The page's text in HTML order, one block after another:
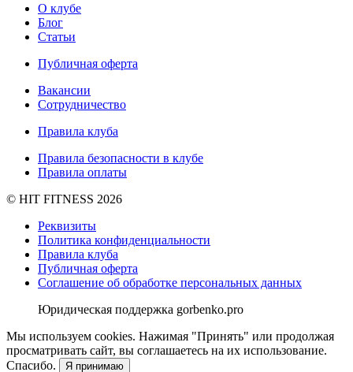
О клубе
Блог
Статьи
Публичная оферта
Вакансии
Сотрудничество
Правила клуба
Правила безопасности в клубе
Правила оплаты
© HIT FITNESS 2026
Реквизиты
Политика конфиденциальности
Правила клуба
Публичная оферта
Соглашение об обработке персональных данных
Юридическая поддержка gorbenko.pro
Мы используем cookies. Нажимая "Принять" или продолжая
просматривать сайт, вы соглашаетесь на их использование.
Спасибо.
Я принимаю